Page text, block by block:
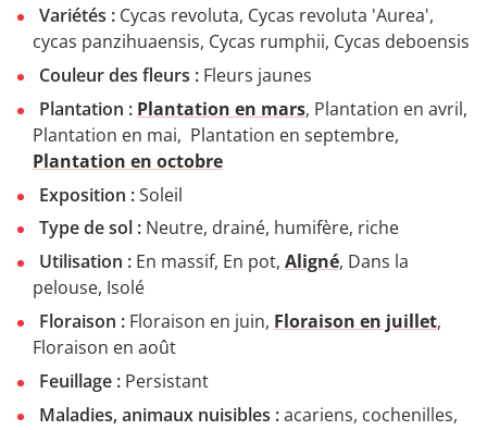
Variétés : Cycas revoluta, Cycas revoluta 'Aurea',
cycas panzihuaensis, Cycas rumphii, Cycas deboensis
Couleur des fleurs : Fleurs jaunes
Plantation : Plantation en mars, Plantation en avril,
Plantation en mai, Plantation en septembre,
Plantation en octobre
Exposition :Soleil
Type de sol : Neutre, drainé, humifère, riche
Utilisation : En massif, En pot, Aligné, Dans la
pelouse, Isolé
Floraison : Floraison en juin, Floraison en juillet,
Floraison en août
Feuillage : Persistant
Maladies, animaux nuisibles :acariens, cochenilles,